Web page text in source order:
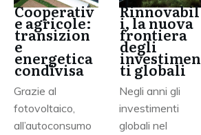
Cooperativ
e agricole:
transizion
e
energetica
condivisa
Grazie al
fotovoltaico,
all’autoconsumo
Rinnovabil
i, la nuova
frontiera
degli
investimen
ti globali
Negli anni gli
investimenti
globali nel